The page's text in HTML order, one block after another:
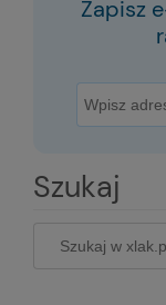
Zapisz
Szukaj